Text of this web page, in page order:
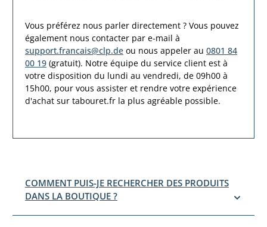
Vous préférez nous parler directement ? Vous pouvez
également nous contacter par e-mail à
support.francais@clp.de ou nous appeler au 0801 84
00 19 (gratuit). Notre équipe du service client est à
votre disposition du lundi au vendredi, de 09h00 à
15h00, pour vous assister et rendre votre expérience
d'achat sur tabouret.fr la plus agréable possible.
COMMENT PUIS-JE RECHERCHER DES PRODUITS
DANS LA BOUTIQUE ?